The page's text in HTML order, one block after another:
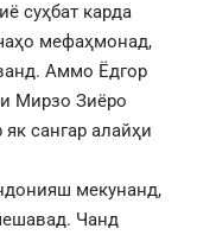
суҳбат карда
мефаҳмонад,
Аммо Ёдгор
Мирзо Зиёро
сангар алайҳи
мекунанд,
Чанд